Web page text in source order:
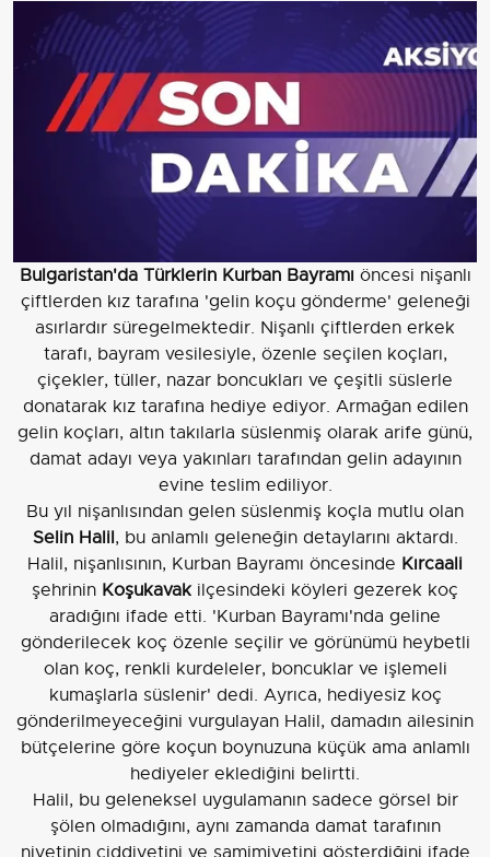
Bulgaristan'da Türklerin Kurban Bayramı öncesi nişanlı
çiftlerden kız tarafına 'gelin koçu gönderme' geleneği
asırlardır süregelmektedir. Nişanlı çiftlerden erkek
tarafı, bayram vesilesiyle, özenle seçilen koçları,
çiçekler, tüller, nazar boncukları ve çeşitli süslerle
donatarak kız tarafına hediye ediyor. Armağan edilen
gelin koçları, altın takılarla süslenmiş olarak arife günü,
damat adayı veya yakınları tarafından gelin adayının
evine teslim ediliyor.
Bu yıl nişanlısından gelen süslenmiş koçla mutlu olan
Selin Halil, bu anlamlı geleneğin detaylarını aktardı.
Halil, nişanlısının, Kurban Bayramı öncesinde Kırcaali
şehrinin Koşukavakilçesindeki köyleri gezerek koç
aradığını ifade etti. 'Kurban Bayramı'nda geline
gönderilecek koç özenle seçilir ve görünümü heybetli
olan koç, renkli kurdeleler, boncuklar ve işlemeli
kumaşlarla süslenir' dedi. Ayrıca, hediyesiz koç
gönderilmeyeceğini vurgulayan Halil, damadın ailesinin
bütçelerine göre koçun boynuzuna küçük ama anlamlı
hediyeler eklediğini belirtti.
Halil, bu geleneksel uygulamanın sadece görsel bir
şölen olmadığını, aynı zamanda damat tarafının
niyetinin ciddiyetini ve samimiyetini gösterdiğini ifade